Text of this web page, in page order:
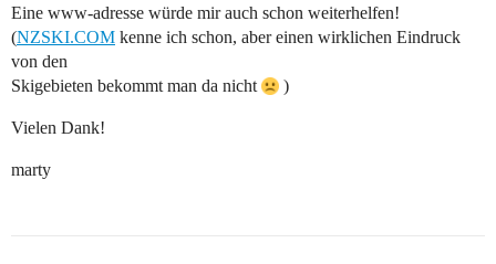
Eine www-adresse würde mir auch schon weiterhelfen!
(NZSKI.COM kenne ich schon, aber einen wirklichen Eindruck
von den
Skigebieten bekommt man da nicht
)
Vielen Dank!
marty